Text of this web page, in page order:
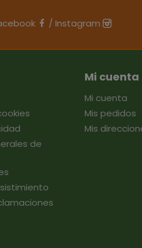
/ Instagram
de
Mi cuenta
Mi cuenta
Mis pedidos
Mis